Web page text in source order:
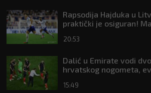
Rapsodija Hajduka u
praktički je osiguran!
20:53
Dalić u Emirate vodi
hrvatskog nogometa,
15:49